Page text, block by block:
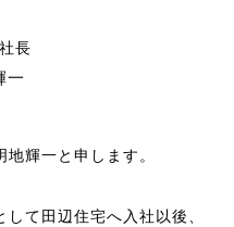
長
一
輝一と申します。
て田辺住宅へ入社以後、